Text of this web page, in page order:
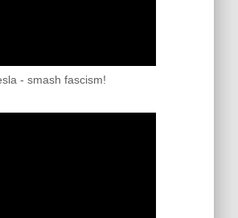
- smash fascism!